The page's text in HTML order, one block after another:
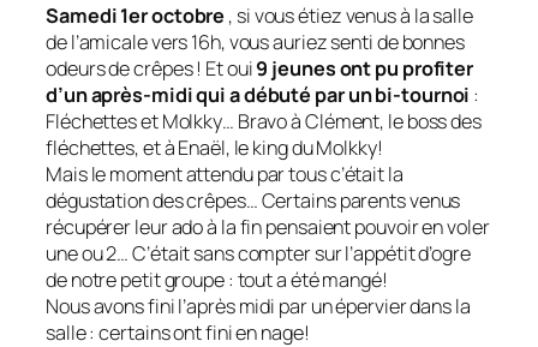
Samedi 1er octobre , si vous étiez venus à la salle
de l’amicale vers 16h, vous auriez senti de bonnes
odeurs de crêpes ! Et oui9 jeunes ont pu profiter
d’un après-midi qui a débuté par un bi-tournoi :
Fléchettes et Molkky… Bravo à Clément, le boss des
fléchettes, et à Enaël, le king du Molkky!
Mais le moment attendu par tous c’était la
dégustation des crêpes… Certains parents venus
récupérer leur ado à la fin pensaient pouvoir en voler
une ou 2… C’était sans compter sur l’appétit d’ogre
de notre petit groupe : tout a été mangé!
Nous avons fini l’après midi par un épervier dans la
salle : certains ont fini en nage!